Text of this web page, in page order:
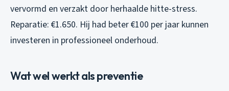
vervormd en verzakt door herhaalde hitte-stress.
Reparatie: €1.650. Hij had beter €100 per jaar kunnen
investeren in professioneel onderhoud.
Wat wel werkt als preventie